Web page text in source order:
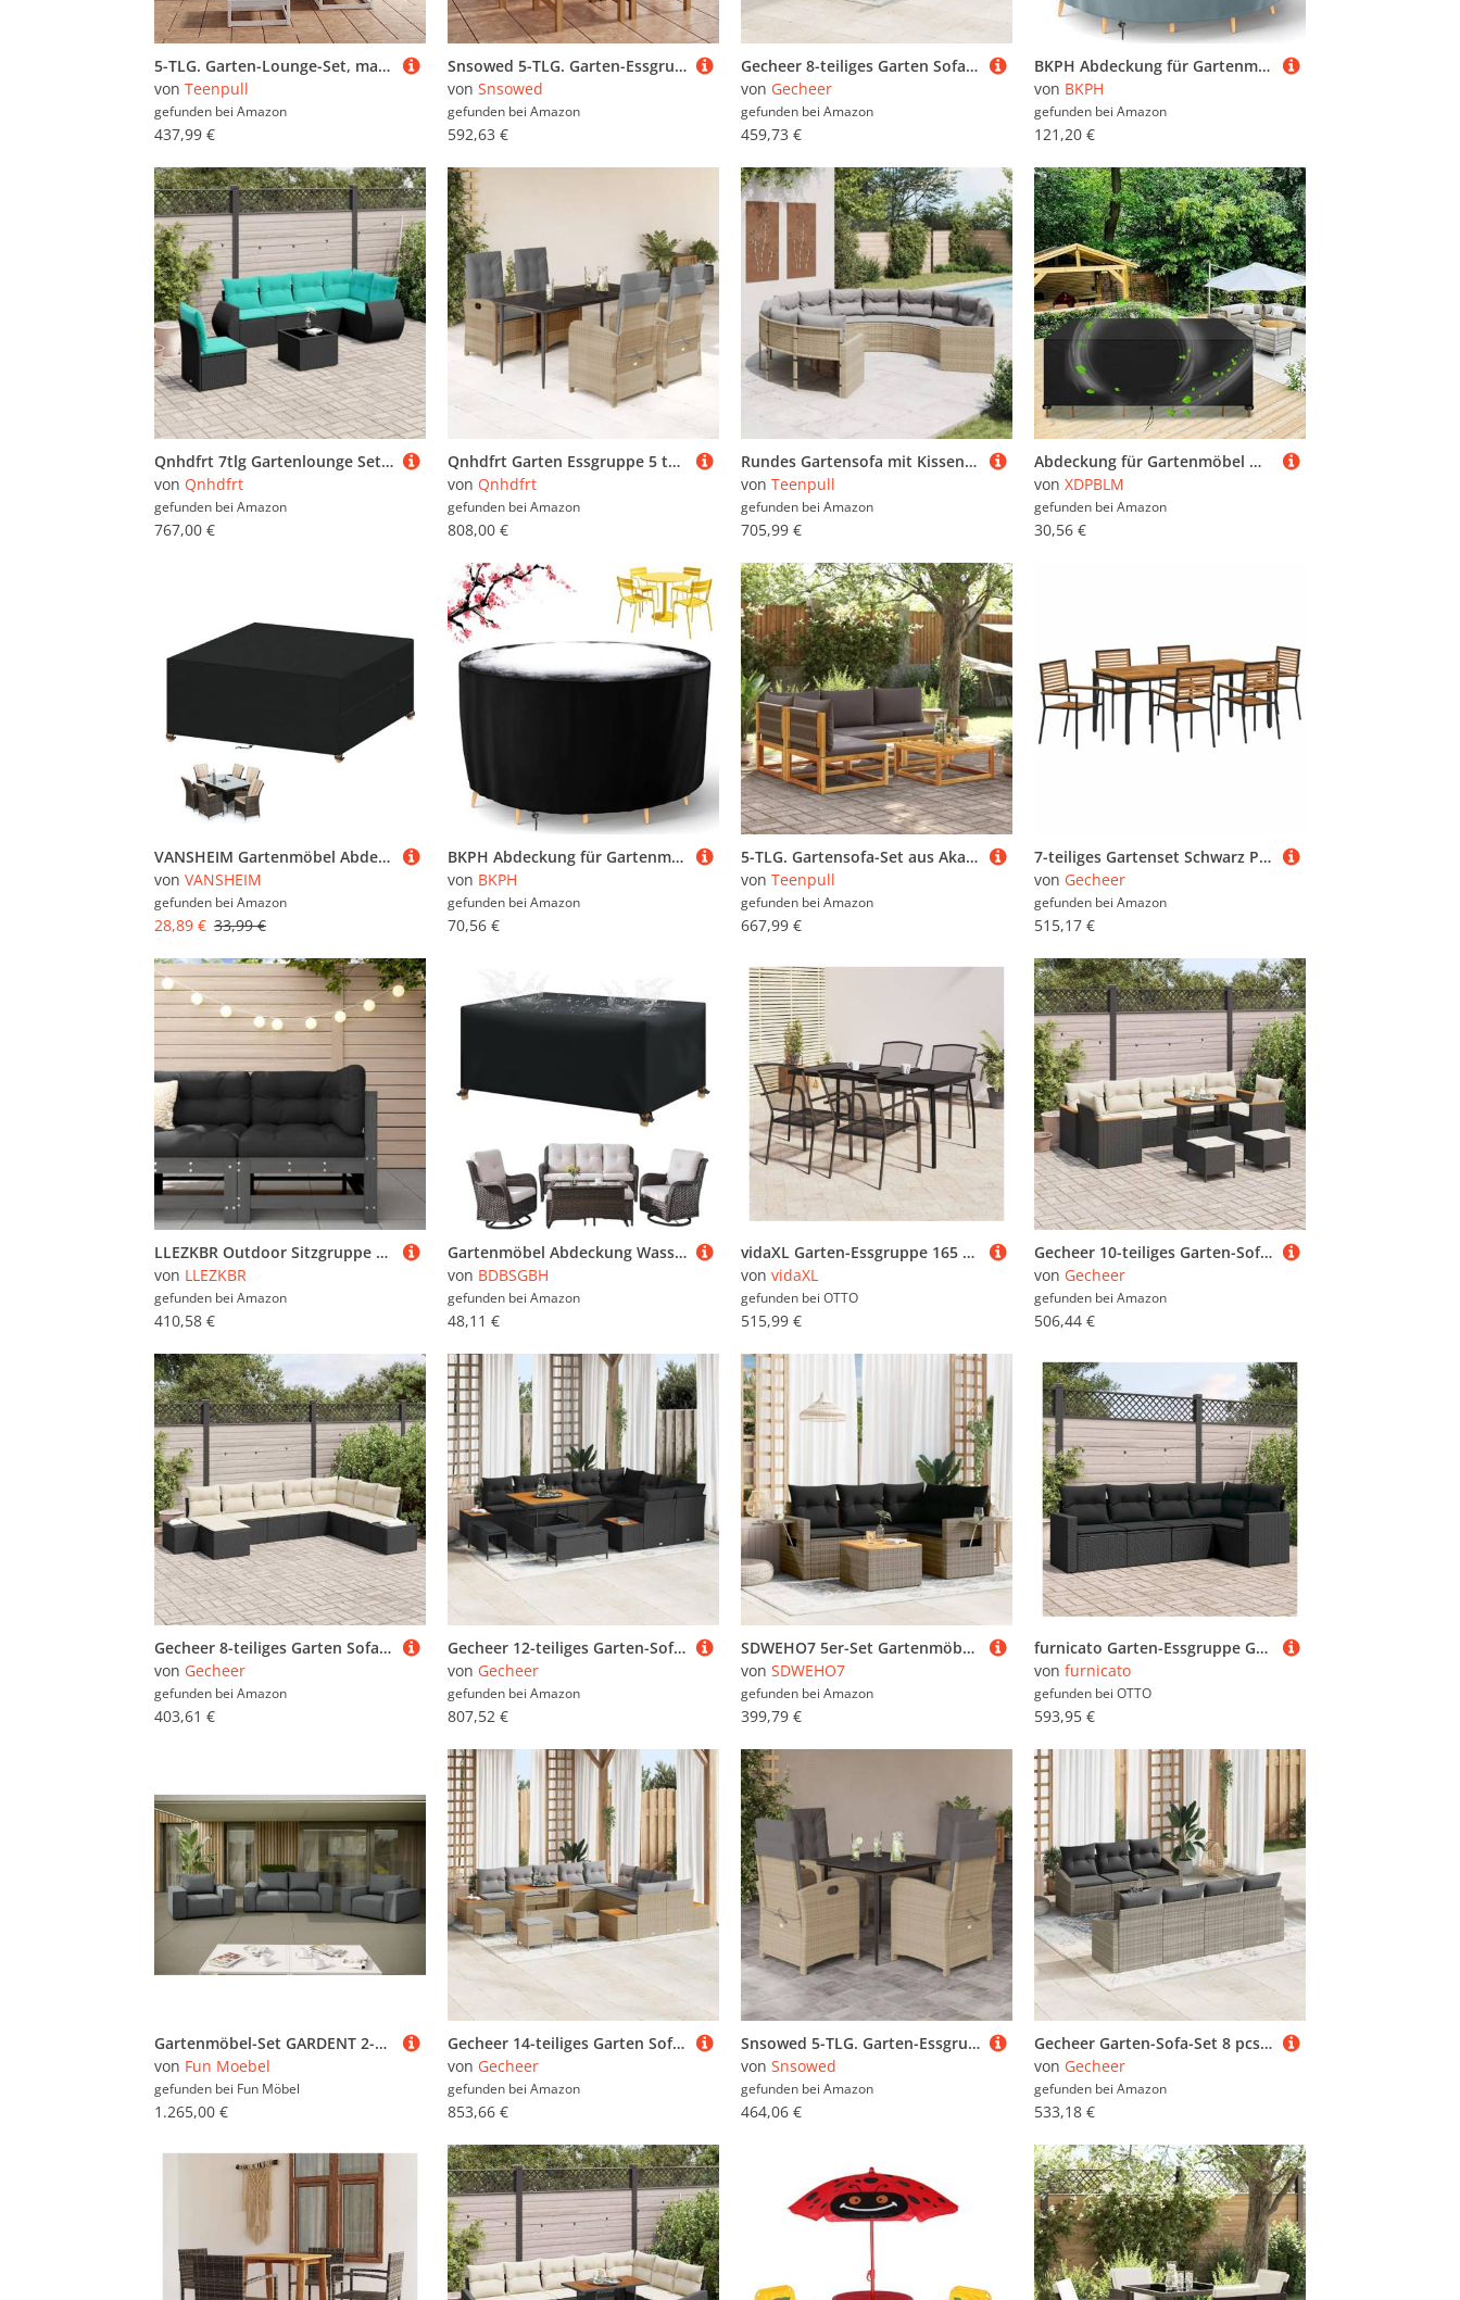
5-TLG. Garten-Lounge-Set, massives Kiefernholz, weiß, anthrazit Kissen, modulare Außenmöbel, robust & stabil für Terrasse, Balkon & Veranda, Bequeme Sitzgruppe
von Teenpull
gefunden bei Amazon
437,99 €
Snsowed 5-TLG. Garten-Essgruppe Massivholz Teak, Esstisch Mit Stühlen Set, Gartenmöbel Sitzgruppe, Balkon Möbel, Gartenlounge Set, Terrassenmöbel, Balkonmöbel Set - 3059933
von Snsowed
gefunden bei Amazon
592,63 €
Gecheer 8-teiliges Garten Sofa Set mit Kissen Grau Poly Rattan Akazie, Outdoor Lounge Sitzgruppe zum Entspannen für Terrasse und Garten3365203
von Gecheer
gefunden bei Amazon
459,73 €
BKPH Abdeckung für Gartenmöbel, Rund Abdeckung Gartentisch Wasserdicht, Gartenmöbel Abdeckung mit Kordelzug für Möbelsets Gartentisch Sitzgruppe, Grau, Φ290x90cm
von BKPH
gefunden bei Amazon
121,20 €
Qnhdfrt 7tlg Gartenlounge Set Schwarz Polyrattan mit Glasplatte 55x55 cm Klappstuhl Sitzgruppe Outdoor 110 kg belastbar Gartensofa Balkonmöbel Modernes Design für Balkon Terrasse Garten
von Qnhdfrt
gefunden bei Amazon
767,00 €
Qnhdfrt Garten Essgruppe 5 teilig PE Rattan Set mit Kissen Beigemischung Verstellbare Rückenlehne Outdoor Sitzgruppe für Terrasse Garten und Balkon
von Qnhdfrt
gefunden bei Amazon
808,00 €
Rundes Gartensofa mit Kissen, Beige Poly-Rattan, 287 cm Durchmesser, UV-beständig, wetterfest für Terrasse, Balkon, gemütliche Outdoor-Sitzgruppe
von Teenpull
gefunden bei Amazon
705,99 €
Abdeckung für Gartenmöbel Wasserdichte - 180x100x120cm/LxWxH 420D Oxford Schutzhülle für Sitzgarnitur Outdoor Gartentisch Abdeckplane Winterfest UV Beständiges Schutzhülle für Möbelsets Sitzgruppe
von XDPBLM
gefunden bei Amazon
30,56 €
VANSHEIM Gartenmöbel Abdeckung Wasserdicht 210x140x80cm Winterfest Abdeckplane Gartenmöbel 420D Oxford Abdeckung Gartenmöbel Abdeckhauben Hüllen, Schutzhülle Gartenmöbel für Gartentisch Sitzgruppe
von VANSHEIM
gefunden bei Amazon
28,89 € 33,99 €
BKPH Abdeckung für Gartenmöbel, Rund Abdeckung Gartentisch Wasserdicht, Gartenmöbel Abdeckung mit Kordelzug für Möbelsets Gartentisch Sitzgruppe, Schwarz, Φ200x70cm
von BKPH
gefunden bei Amazon
70,56 €
5-TLG. Gartensofa-Set aus Akazienholz & Seil mit Kissen, modulares Ecksofa-Sitzgruppe für Terrasse, Balkon & Garten, witterungsbeständig & bequem
von Teenpull
gefunden bei Amazon
667,99 €
7-teiliges Gartenset Schwarz Poly Rattan Akazie, Essgruppe Sitzgruppe Outdoor Gartenmöbel Set für Terrasse Balkon Restaurant3365505
von Gecheer
gefunden bei Amazon
515,17 €
LLEZKBR Outdoor Sitzgruppe Outdoor Sectional Sofa Einheiten Ecksofa mit Kissen Grau Massivholz Kiefer
von LLEZKBR
gefunden bei Amazon
410,58 €
Gartenmöbel Abdeckung Wasserdicht Schwarz 420D Oxford Outdoor Abdeckhaube für Möbelsets Winterfest Wasserdicht Lounge-Sitzgruppen mit Zugkordel & Winddichte Schnalle 340x140x100cm
von BDBSGBH
gefunden bei Amazon
48,11 €
vidaXL Garten-Essgruppe 165 cm Tischlnge 5-tlg Garten-Essgruppe Anthrazit Stahl Sitzgruppe
von vidaXL
gefunden bei OTTO
515,99 €
Gecheer 10-teiliges Garten-Sofa-Set mit Kissen in Schwarz, 3-teiliges Garten-Dining-Set mit Kissen in Schwarz, Garten Sitzgruppe Esstisch Essgruppe für Balkon Terrasse Café-Bereich3364980
von Gecheer
gefunden bei Amazon
506,44 €
Gecheer 8-teiliges Garten Sofa Set mit Kissen Schwarz Poly-Rattan, Garten Sitzgruppe Esstisch Essgruppe Gartenmöbel Set für Balkon Terrasse Café-Bereich3347177
von Gecheer
gefunden bei Amazon
403,61 €
Gecheer 12-teiliges Garten-Sofa-Set mit Kissen Schwarz Poly-Rattan Akazie, Outdoor Lounge Sitzgruppe zum Entspannen für Terrasse und Garten3364894
von Gecheer
gefunden bei Amazon
807,52 €
SDWEHO7 5er-Set Gartenmöbel, Outdoor Sitzgruppe Balkonmöbel Balkonset Terrassenmöbel Garten Lounge Set mit Auflagen, Grau Poly Rattan
von SDWEHO7
gefunden bei Amazon
399,79 €
furnicato Garten-Essgruppe Garten-Sofagarnitur PE-Rattan Schwarz 65,5x62x69 cm, (1-tlg), UV-beständige Sitzgruppe mit Ablage und waschbaren Kissenbezügen
von furnicato
gefunden bei OTTO
593,95 €
Gartenmöbel-Set GARDENT 2-1-1 wetterfester Stoff NXL Grau
von Fun Moebel
gefunden bei Fun Möbel
1.265,00 €
Gecheer 14-teiliges Garten Sofa Set mit Kissen Beige Poly Rattan Akazie, Garten Sitzgruppe Esstisch Essgruppe Gartenmöbel Set für Balkon Terrasse Café-Bereich
von Gecheer
gefunden bei Amazon
853,66 €
Snsowed 5-TLG. Garten-Essgruppe mit Kissen Beige Poly Rattan, Esstisch Mit Stühlen Set, Gartenmöbel Sitzgruppe, Balkon Möbel, Gartenlounge Set, Terrassenmöbel, Balkonmöbel Set - 3212585
von Snsowed
gefunden bei Amazon
464,06 €
Gecheer Garten-Sofa-Set 8 pcs Hellgrau und Dunkelgrau 55 x 55 x 37 cm, Garten Sitzgruppe Esstisch Essgruppe Gartenmöbel Set für Balkon Terrasse Café-Bereich3355301
von Gecheer
gefunden bei Amazon
533,18 €